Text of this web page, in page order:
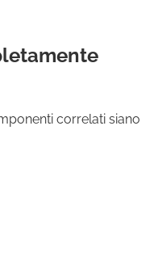
correlati siano